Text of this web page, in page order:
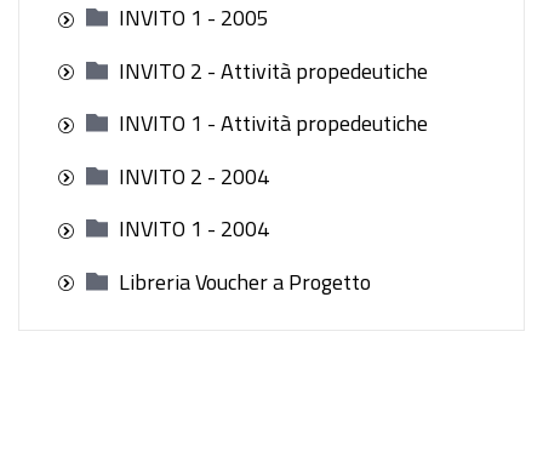
INVITO 1 - 2005
INVITO 2 - Attività propedeutiche
INVITO 1 - Attività propedeutiche
INVITO 2 - 2004
INVITO 1 - 2004
Libreria Voucher a Progetto